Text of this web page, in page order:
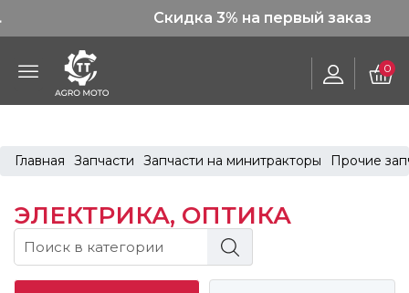
Скидка 3% на первый заказ
0
Главная Запчасти Запчасти на минитракторы Прочие
ЭЛЕКТРИКА, ОПТИКА